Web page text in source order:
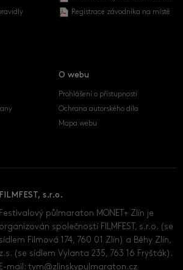
Registrace závodníka na místě
O webu
Prohlášení o přístupnosti
Ochrana autorského díla
Mapa webu
FILMFEST, s.r.o.
Festivalový půlmaraton MONET+ Zlín je
organizován společností FILMFEST, s.r.o. (se
sídlem Filmová 174, 760 01 Zlín) a Běhy Zlín,
z.s. (se sídlem Vylanta 235, 763 16 Fryšták).
E-mail:tym@zlinskypulmaraton.cz